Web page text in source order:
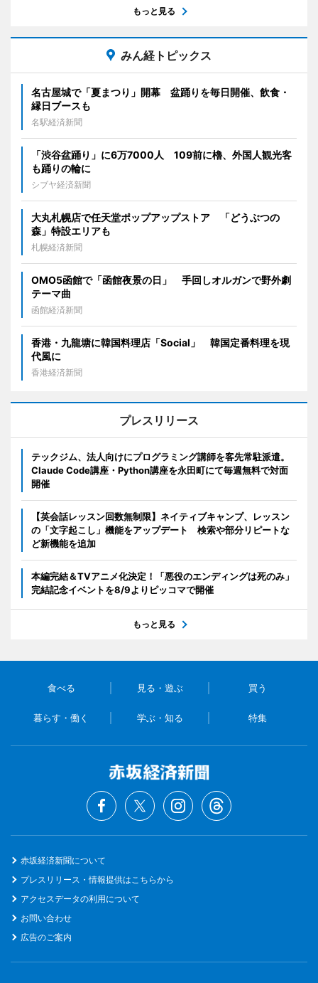
もっと見る
みん経トピックス
名古屋城で「夏まつり」開幕 盆踊りを毎日開催、飲食・
縁日ブースも
名駅経済新聞
「渋谷盆踊り」に6万7000人 109前に櫓、外国人観光客
も踊りの輪に
シブヤ経済新聞
大丸札幌店で任天堂ポップアップストア 「どうぶつの
森」特設エリアも
札幌経済新聞
OMO5函館で「函館夜景の日」 手回しオルガンで野外劇
テーマ曲
函館経済新聞
香港・九龍塘に韓国料理店「Social」 韓国定番料理を現
代風に
香港経済新聞
プレスリリース
テックジム、法人向けにプログラミング講師を客先常駐派遣。
Claude Code講座・Python講座を永田町にて毎週無料で対面
開催
【英会話レッスン回数無制限】ネイティブキャンプ、レッスン
の「文字起こし」機能をアップデート 検索や部分リピートな
ど新機能を追加
本編完結＆TVアニメ化決定！「悪役のエンディングは死のみ」
完結記念イベントを8/9よりピッコマで開催
もっと見る
食べる 見る・遊ぶ 買う
暮らす・働く 学ぶ・知る 特集
赤坂経済新聞について
プレスリリース・情報提供はこちらから
アクセスデータの利用について
お問い合わせ
広告のご案内